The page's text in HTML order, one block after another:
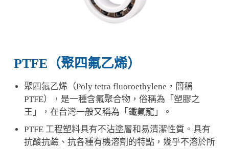
PTFE（聚四氟乙烯）
聚四氟乙烯（Poly tetra fluoroethylene，簡稱
PTFE），是一種含氟聚合物，俗稱為「塑膠之
王」，在台灣一般又稱為「鐵氟龍」。
PTFE 工程塑料具有不沾塗層和易清潔性質。具有
抗酸抗鹼、抗各種有機溶劑的特點，幾乎不溶於所